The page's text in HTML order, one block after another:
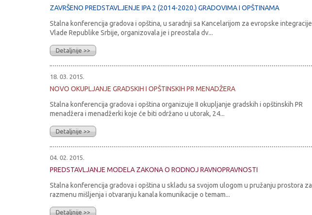
ZAVRŠENO PREDSTAVLJENJE IPA 2 (2014-2020.) GRADOVIMA I OPŠTINAMA
Stalna konferencija gradova i opština, u saradnji sa Kancelarijom za evropske integracije
Vlade Republike Srbije, organizovala je i preostala dv...
Detaljnije >>
18. 03. 2015.
NOVO OKUPLJANJE GRADSKIH I OPŠTINSKIH PR MENADŽERA
Stalna konferencija gradova i opština organizuje II okupljanje gradskih i opštinskih PR
menadžera i menadžerki koje će biti održano u utorak, 24...
Detaljnije >>
04. 02. 2015.
PREDSTAVLJANJE MODELA ZAKONA O RODNOJ RAVNOPRAVNOSTI
Stalna konferencija gradova i opština u skladu sa svojom ulogom u pružanju prostora za
razmenu mišljenja i otvaranju kanala komunikacije o temam...
Detaljnije >>